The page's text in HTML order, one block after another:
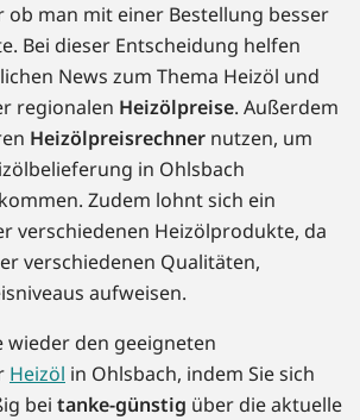
ob man mit einer Bestellung besser
Bei dieser Entscheidung helfen
News zum Thema Heizöl und
regionalen Heizölpreise. Außerdem
Heizölpreisrechner nutzen, um
in Ohlsbach
Zudem lohnt sich ein
verschiedenen Heizölprodukte, da
verschiedenen Qualitäten,
aufweisen.
wieder den geeigneten
Heizöl in Ohlsbach, indem Sie sich
bei tanke-günstig über die aktuelle